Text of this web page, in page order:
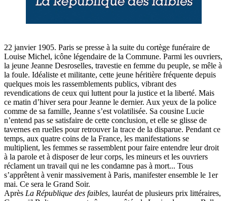
22 janvier 1905. Paris se presse à la suite du cortège funéraire de
Louise Michel, icône légendaire de la Commune. Parmi les ouvriers,
la jeune Jeanne Desroselles, travestie en femme du peuple, se mêle à
la foule. Idéaliste et militante, cette jeune héritière fréquente depuis
quelques mois les rassemblements publics, vibrant des
revendications de ceux qui luttent pour la justice et la liberté. Mais
ce matin d’hiver sera pour Jeanne le dernier. Aux yeux de la police
comme de sa famille, Jeanne s’est volatilisée. Sa cousine Lucie
n’entend pas se satisfaire de cette conclusion, et elle se glisse de
tavernes en ruelles pour retrouver la trace de la disparue. Pendant ce
temps, aux quatre coins de la France, les manifestations se
multiplient, les femmes se rassemblent pour faire entendre leur droit
à la parole et à disposer de leur corps, les mineurs et les ouvriers
réclament un travail qui ne les condamne pas à mort... Tous
s’apprêtent à venir massivement à Paris, manifester ensemble le 1er
mai. Ce sera le Grand Soir.
Après La République des faibles, lauréat de plusieurs prix littéraires,